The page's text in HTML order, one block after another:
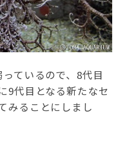
ているので、8代目
9代目となる新たなセ
みることにしまし